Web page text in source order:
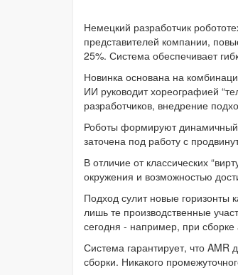
Немецкий разработчик
представителей компании,
25%. Система обеспечивает
Новинка основана на
ИИ руководит хореографией
разработчиков, внедрение
Роботы формируют динамичный
заточена под работу с
В отличие от классических
окружения и возможностью
Подход сулит новые горизонты
лишь те производственные
сегодня - например, при
Система гарантирует, что AMR
сборки. Никакого